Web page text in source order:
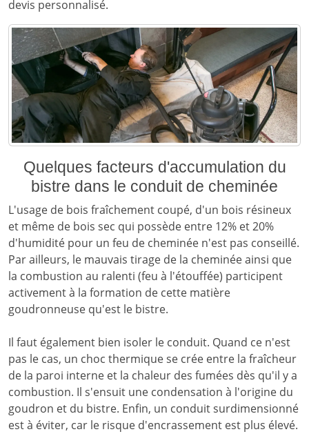
devis personnalisé.
Quelques facteurs d'accumulation du
bistre dans le conduit de cheminée
L'usage de bois fraîchement coupé, d'un bois résineux
et même de bois sec qui possède entre 12% et 20%
d'humidité pour un feu de cheminée n'est pas conseillé.
Par ailleurs, le mauvais tirage de la cheminée ainsi que
la combustion au ralenti (feu à l'étouffée) participent
activement à la formation de cette matière
goudronneuse qu'est le bistre.
Il faut également bien isoler le conduit. Quand ce n'est
pas le cas, un choc thermique se crée entre la fraîcheur
de la paroi interne et la chaleur des fumées dès qu'il y a
combustion. Il s'ensuit une condensation à l'origine du
goudron et du bistre. Enfin, un conduit surdimensionné
est à éviter, car le risque d'encrassement est plus élevé.